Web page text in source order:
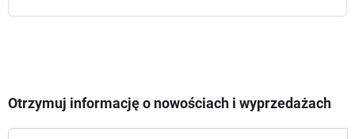
Otrzymuj informację o nowościach i wyprzedażach